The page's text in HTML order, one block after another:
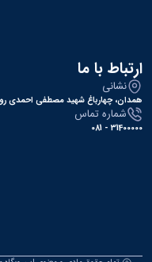
ارتباط با ما
نشانی
همدان، چهارباغ شهید مصطفی احمدی
شماره تماس
31400000 - 081